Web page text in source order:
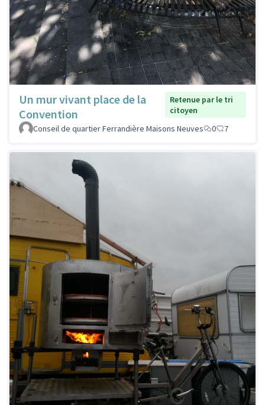
Un mur vivant place de la
Convention
Retenue par le tri
citoyen
Conseil de quartier Ferrandière Maisons Neuves
0 7